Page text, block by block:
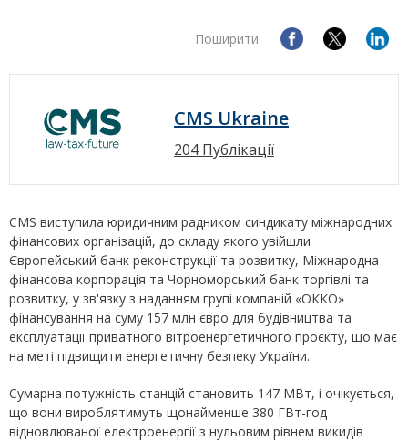
Поширити:
CMS Ukraine
204 Публікації
CMS виступила юридичним радником синдикату міжнародних
фінансових організацій, до складу якого увійшли
Європейський банк реконструкції та розвитку, Міжнародна
фінансова корпорація та Чорноморський банк торгівлі та
розвитку, у зв'язку з наданням групі компаній «ОККО»
фінансування на суму 157 млн євро для будівництва та
експлуатації приватного вітроенергетичного проєкту, що має
на меті підвищити енергетичну безпеку України.
Сумарна потужність станцій становить 147 МВт, і очікується,
що вони вироблятимуть щонайменше 380 ГВт-год
відновлюваної електроенергії з нульовим рівнем викидів